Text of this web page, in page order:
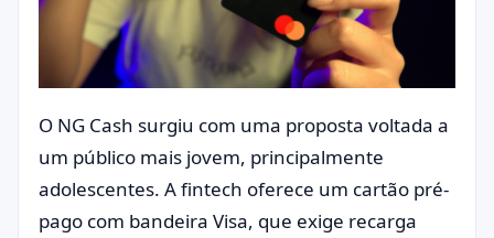
O NG Cash surgiu com uma proposta voltada a
um público mais jovem, principalmente
adolescentes. A fintech oferece um cartão pré-
pago com bandeira Visa, que exige recarga